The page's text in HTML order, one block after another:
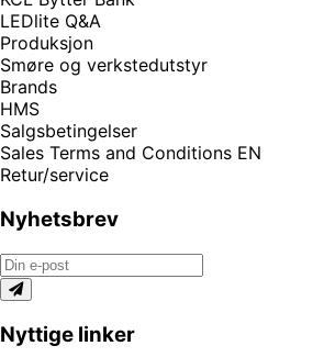
LEDlite Q&A
Produksjon
Smøre og verkstedutstyr
Brands
HMS
Salgsbetingelser
Sales Terms and Conditions EN
Retur/service
Nyhetsbrev
Nyttige linker